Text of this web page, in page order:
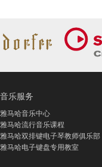
音乐服务
雅马哈音乐中心
雅马哈流行音乐课程
雅马哈双排键电子琴教师俱乐部
雅马哈电子键盘专用教室